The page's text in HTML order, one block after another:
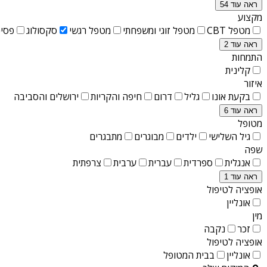
ראה עוד 54
מקצוע
מטפל CBT
מטפל זוגי ומשפחתי מטפל רגשי סקסולוג
ראה עוד 2
התמחות
קלינית
איזור
בקעת אונו
גליל דרום חיפה והקריות ירושלים והסביבה
ראה עוד 6
מטופל
גיל השלישי
ילדים מבוגרים
מתבגרים
שפה
אנגלית
ספרדית עברית ערבית צרפתית
ראה עוד 1
אופציה לטיפול
אונליין
מין
זכר
נקבה
אופציה לטיפול
אונליין
בבית המטופל